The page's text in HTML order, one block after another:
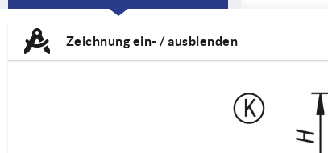
CURRENT
Zeichnung ein- / ausblenden